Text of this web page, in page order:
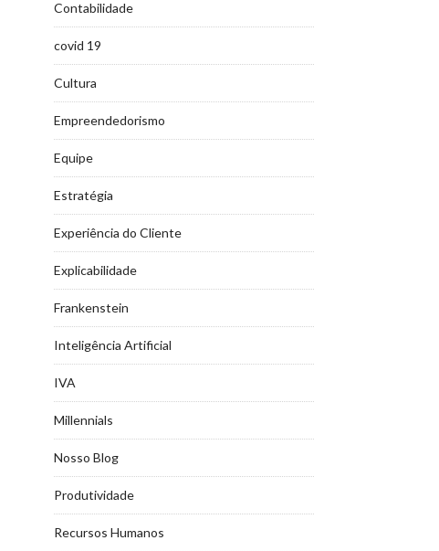
Contabilidade
covid 19
Cultura
Empreendedorismo
Equipe
Estratégia
Experiência do Cliente
Explicabilidade
Frankenstein
Inteligência Artificial
IVA
Millennials
Nosso Blog
Produtividade
Recursos Humanos